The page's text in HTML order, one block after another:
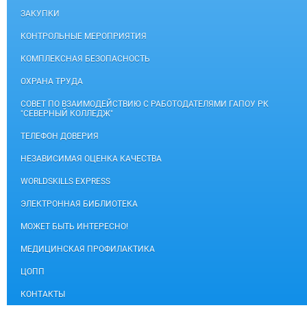
ЗАКУПКИ
КОНТРОЛЬНЫЕ МЕРОПРИЯТИЯ
КОМПЛЕКСНАЯ БЕЗОПАСНОСТЬ
ОХРАНА ТРУДА
СОВЕТ ПО ВЗАИМОДЕЙСТВИЮ С РАБОТОДАТЕЛЯМИ ГАПОУ РК
"СЕВЕРНЫЙ КОЛЛЕДЖ"
ТЕЛЕФОН ДОВЕРИЯ
НЕЗАВИСИМАЯ ОЦЕНКА КАЧЕСТВА
WORLDSKILLS EXPRESS
ЭЛЕКТРОННАЯ БИБЛИОТЕКА
МОЖЕТ БЫТЬ ИНТЕРЕСНО!
МЕДИЦИНСКАЯ ПРОФИЛАКТИКА
ЦОПП
КОНТАКТЫ